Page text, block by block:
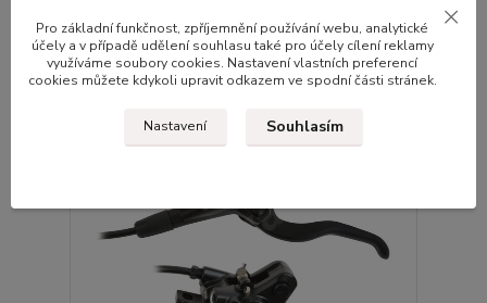
Přidat do košíku
Pro základní funkčnost, zpříjemnění používání webu, analytické
účely a v případě udělení souhlasu také pro účely cílení reklamy
využíváme soubory cookies. Nastavení vlastních preferencí
cookies můžete kdykoli upravit odkazem ve spodní části stránek.
Nastavení Souhlasím